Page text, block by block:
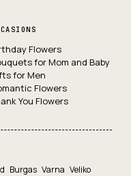
Flowers
for Mom and Baby
for Men
Flowers
You Flowers
Burgas Varna Veliko